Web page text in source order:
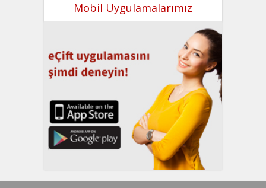
Mobil Uygulamalarımız